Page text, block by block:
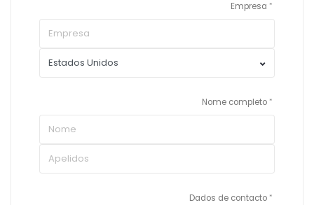
Empresa
Nome completo
Dados de contacto